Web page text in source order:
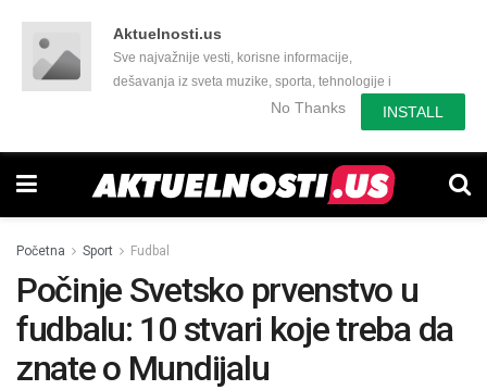
Aktuelnosti.us
Sve najvažnije vesti, korisne informacije,
dešavanja iz sveta muzike, sporta, tehnologije i
još mnogo toga zanimljivog.No Thanks INSTALL
Početna Sport Fudbal
Počinje Svetsko prvenstvo u
fudbalu: 10 stvari koje treba da
znate o Mundijalu